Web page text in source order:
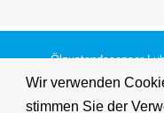
Wir verwenden
stimmen Sie der
Ölzustandssensor
Füllstandsgeräte &